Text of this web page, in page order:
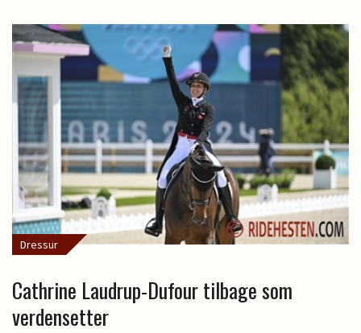
Dressur
Cathrine Laudrup-Dufour tilbage som
verdensetter